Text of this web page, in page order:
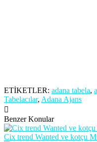
ETİKETLER: adana tabela,
Tabelacılar, Adana Ajans
Benzer Konular
Cix trend Wanted ve kotçu